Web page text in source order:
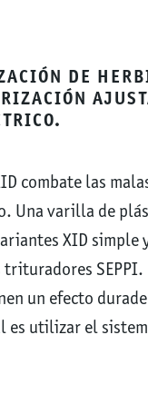
DE
combate las
Una varilla de
XID simple
SEPPI.
un efecto
es utilizar el